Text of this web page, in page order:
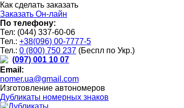
Как сделать заказать
Заказать Он-лайн
По телефону:
Тел: (044) 337-60-06
Тел.: +38(096) 00-7777-5
Тел.: 0 (800) 750 237 (Беспл по Укр.)
(097) 001 10 07
Email:
nomer.ua@gmail.com
Изготовление автономеров
Дубликаты номерных знаков